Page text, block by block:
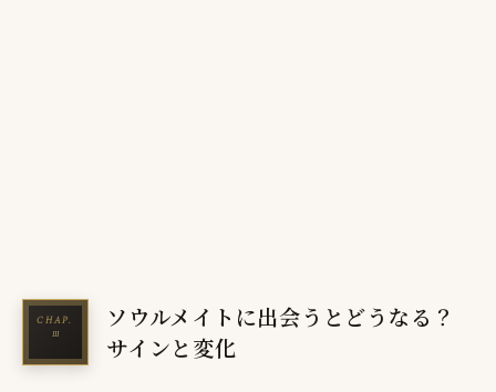
ソウルメイトに出会うとどうなる？
サインと変化